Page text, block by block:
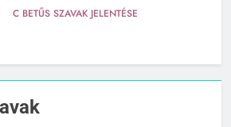
C BETŰS SZAVAK JELENTÉSE
Centrális jelentése
C BETŰS SZAVAK JELENTÉSE